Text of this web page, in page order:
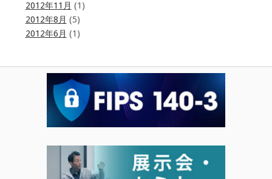
2012年11月 (1)
2012年8月 (5)
2012年6月 (1)